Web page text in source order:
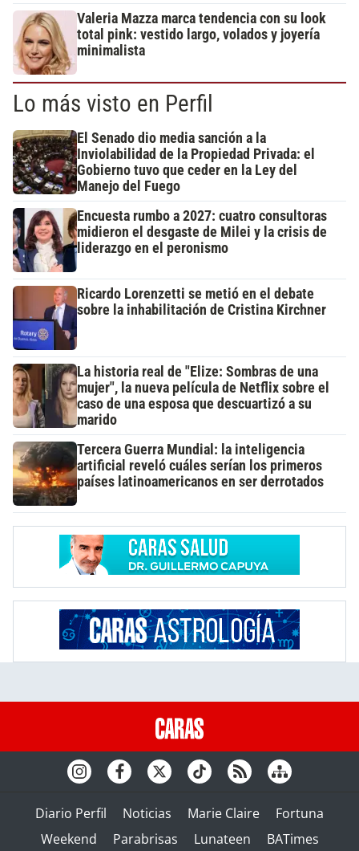
Valeria Mazza marca tendencia con su look
total pink: vestido largo, volados y joyería
minimalista
Lo más visto en Perfil
El Senado dio media sanción a la
Inviolabilidad de la Propiedad Privada: el
Gobierno tuvo que ceder en la Ley del
Manejo del Fuego
Encuesta rumbo a 2027: cuatro consultoras
midieron el desgaste de Milei y la crisis de
liderazgo en el peronismo
Ricardo Lorenzetti se metió en el debate
sobre la inhabilitación de Cristina Kirchner
La historia real de "Elize: Sombras de una
mujer", la nueva película de Netflix sobre el
caso de una esposa que descuartizó a su
marido
Tercera Guerra Mundial: la inteligencia
artificial reveló cuáles serían los primeros
países latinoamericanos en ser derrotados
Diario Perfil Noticias Marie Claire
Fortuna
Weekend
Parabrisas Lunateen BATimes